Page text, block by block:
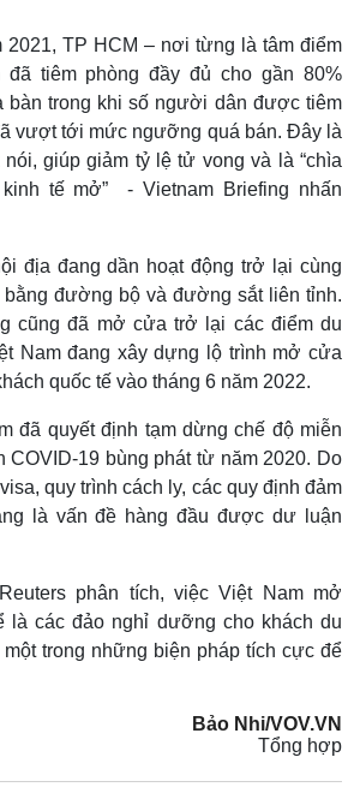
2021, TP HCM – nơi từng là tâm điểm
đã tiêm phòng đầy đủ cho gần 80%
bàn trong khi số người dân được tiêm
vượt tới mức ngưỡng quá bán. Đây là
giúp giảm tỷ lệ tử vong và là “chìa
tế mở” - Vietnam Briefing nhấn
địa đang dần hoạt động trở lại cùng
đường bộ và đường sắt liên tỉnh.
cũng đã mở cửa trở lại các điểm du
Nam đang xây dựng lộ trình mở cửa
quốc tế vào tháng 6 năm 2022.
đã quyết định tạm dừng chế độ miễn
COVID-19 bùng phát từ năm 2020. Do
quy trình cách ly, các quy định đảm
là vấn đề hàng đầu được dư luận
phân tích, việc Việt Nam mở
là các đảo nghỉ dưỡng cho khách du
trong những biện pháp tích cực để
Bảo Nhi/VOV.VN
Tổng hợp